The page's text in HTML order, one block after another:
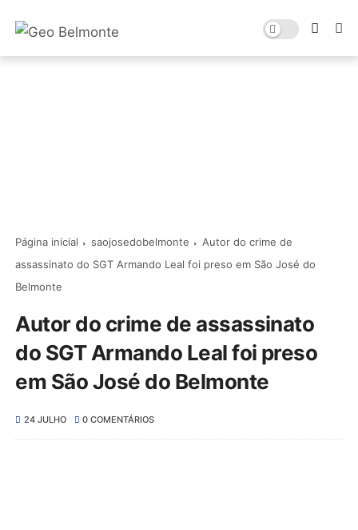
Página inicial saojosedobelmonte
Autor do crime de
assassinato do SGT Armando Leal foi preso em São José do
Belmonte
Autor do crime de assassinato
do SGT Armando Leal foi preso
em São José do Belmonte
24 JULHO 0 COMENTÁRIOS